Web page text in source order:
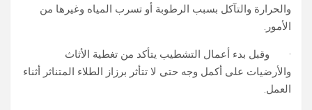
والحرارة والتآكل بسبب الرطوبة أو تسرب المياه وغيرها من
الأمور.
· وقبل بدء أعمال التشطيب يتأكد من تغطية الأثاث
والأرضيات على أكمل وجه حتى لا تتأثر برزاز الطلاء المتناثر أثناء
العمل.